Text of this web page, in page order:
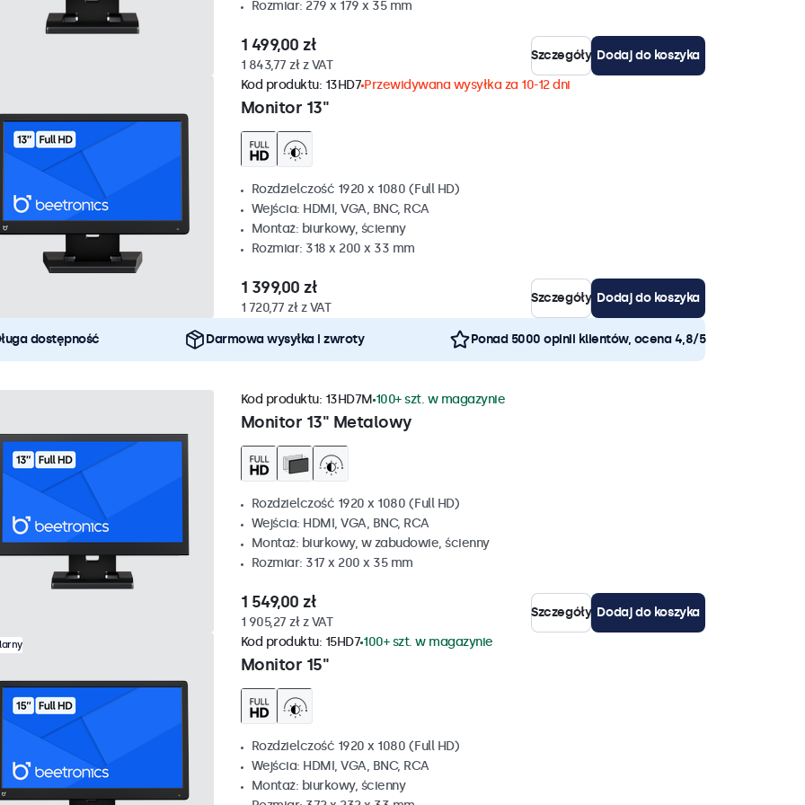
Rozmiar: 279 x 179 x 35 mm
1 499,00 zł
1 843,77 zł z VAT
Szczegóły Dodaj do koszyka
Monitor 13"
Kod produktu: 13HD7 Przewidywana wysyłka za 10-12 dni
Rozdzielczość 1920 x 1080 (Full HD)
Wejścia: HDMI, VGA, BNC, RCA
Montaż: biurkowy, ścienny
Rozmiar: 318 x 200 x 33 mm
1 399,00 zł
1 720,77 zł z VAT
Szczegóły Dodaj do koszyka
dostępność Darmowa wysyłka i zwroty Ponad 5000 opinii klientów, ocena 4,8/5
Monitor 13" Metalowy
Kod produktu: 13HD7M 100+ szt. w magazynie
Rozdzielczość 1920 x 1080 (Full HD)
Wejścia: HDMI, VGA, BNC, RCA
Montaż: biurkowy, w zabudowie, ścienny
Rozmiar: 317 x 200 x 35 mm
1 549,00 zł
1 905,27 zł z VAT
Szczegóły Dodaj do koszyka
Monitor 15"
Kod produktu: 15HD7 100+ szt. w magazynie
Rozdzielczość 1920 x 1080 (Full HD)
Wejścia: HDMI, VGA, BNC, RCA
Montaż: biurkowy, ścienny